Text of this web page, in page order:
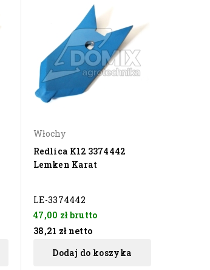
Włochy
Redlica K12 3374442
Lemken Karat
LE-3374442
47,00 złbrutto
38,21 zł netto
Dodaj do koszyka